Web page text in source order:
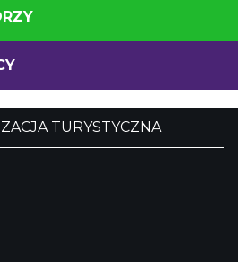
TURYSTYCZNA